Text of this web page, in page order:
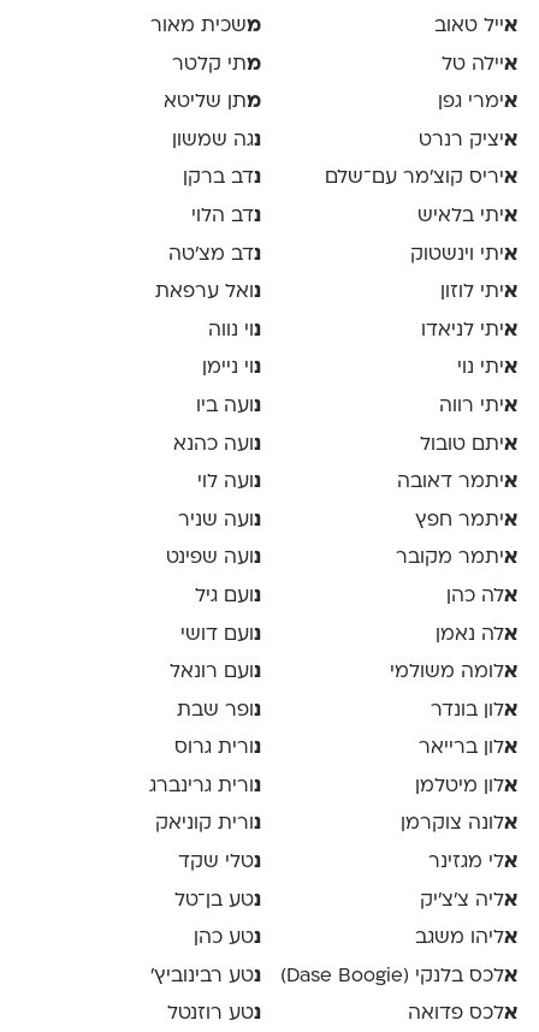
אייל טאוב
איילה טל
אימרי גפן
איציק רנרט
איריס קוצ׳מר עם־שלם
איתי בלאיש
איתי וינשטוק
איתי לוזון
איתי לניאדו
איתי נוי
איתי רווה
איתם טובול
איתמר דאובה
איתמר חפץ
איתמר מקובר
אלה כהן
אלה נאמן
אלומה משולמי
אלון בונדר
אלון ברייאר
אלון מיטלמן
אלונה צוקרמן
אלי מגזינר
אליה צ׳צ׳יק
אליהו משגב
אלכס בלנקי (Dase Boogie)
אלכס פדואה
משכית מאור
מתי קלטר
מתן שליטא
נגה שמשון
נדב ברקן
נדב הלוי
נדב מצ׳טה
נ ואל ערפאת
נ וי נווה
נוי ניימן
נ ועה ביו
נועה כהנא
נ ועה לוי
נ ועה שניר
נועה שפינט
נ ועם גיל
נועם דושי
נ ועם רונאל
נ ופר שבת
נורית גרוס
נ ורית גרינברג
נורית קוניאק
נטלי שקד
נטע בן־טל
נטע כהן
נטע רבינוביץ׳
נטע רוזנטל